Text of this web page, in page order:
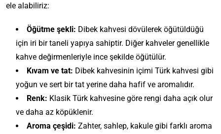
ele alabiliriz:
Öğütme şekli: Dibek kahvesi dövülerek öğütüldüğü
için iri bir taneli yapıya sahiptir. Diğer kahveler genellikle
kahve değirmenleriyle ince şekilde öğütülür.
Kıvam ve tat: Dibek kahvesinin içimi Türk kahvesi gibi
yoğun ve sert bir tat yerine daha hafif ve aromalıdır.
Renk: Klasik Türk kahvesine göre rengi daha açık olur
ve daha az köpüklenir.
Aroma çeşidi: Zahter, sahlep, kakule gibi farklı aroma